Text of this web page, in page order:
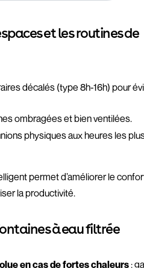
et les routines de
décalés (type 8h-16h) pour
ombragées et bien ventilées.
physiques aux heures les
permet d’améliorer le
la productivité.
à eau filtrée
en cas de fortes chaleurs: